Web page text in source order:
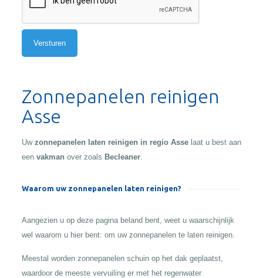
Zonnepanelen reinigen
Asse
Uw zonnepanelen laten reinigen in regio Asse laat u best aan
een vakman over zoals Becleaner.
Waarom uw zonnepanelen laten reinigen?
Aangezien u op deze pagina beland bent, weet u waarschijnlijk
wel waarom u hier bent: om uw zonnepanelen te laten reinigen.
Meestal worden zonnepanelen schuin op het dak geplaatst,
waardoor de meeste vervuiling er met het regenwater